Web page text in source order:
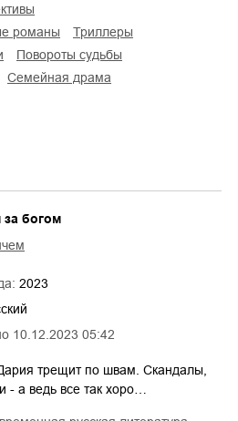
романы
триллеры
повороты судьбы
семейная драма
10.12.2023 05:42
богом
2023
трещит по швам. Скандалы,
- а ведь все так хоро…